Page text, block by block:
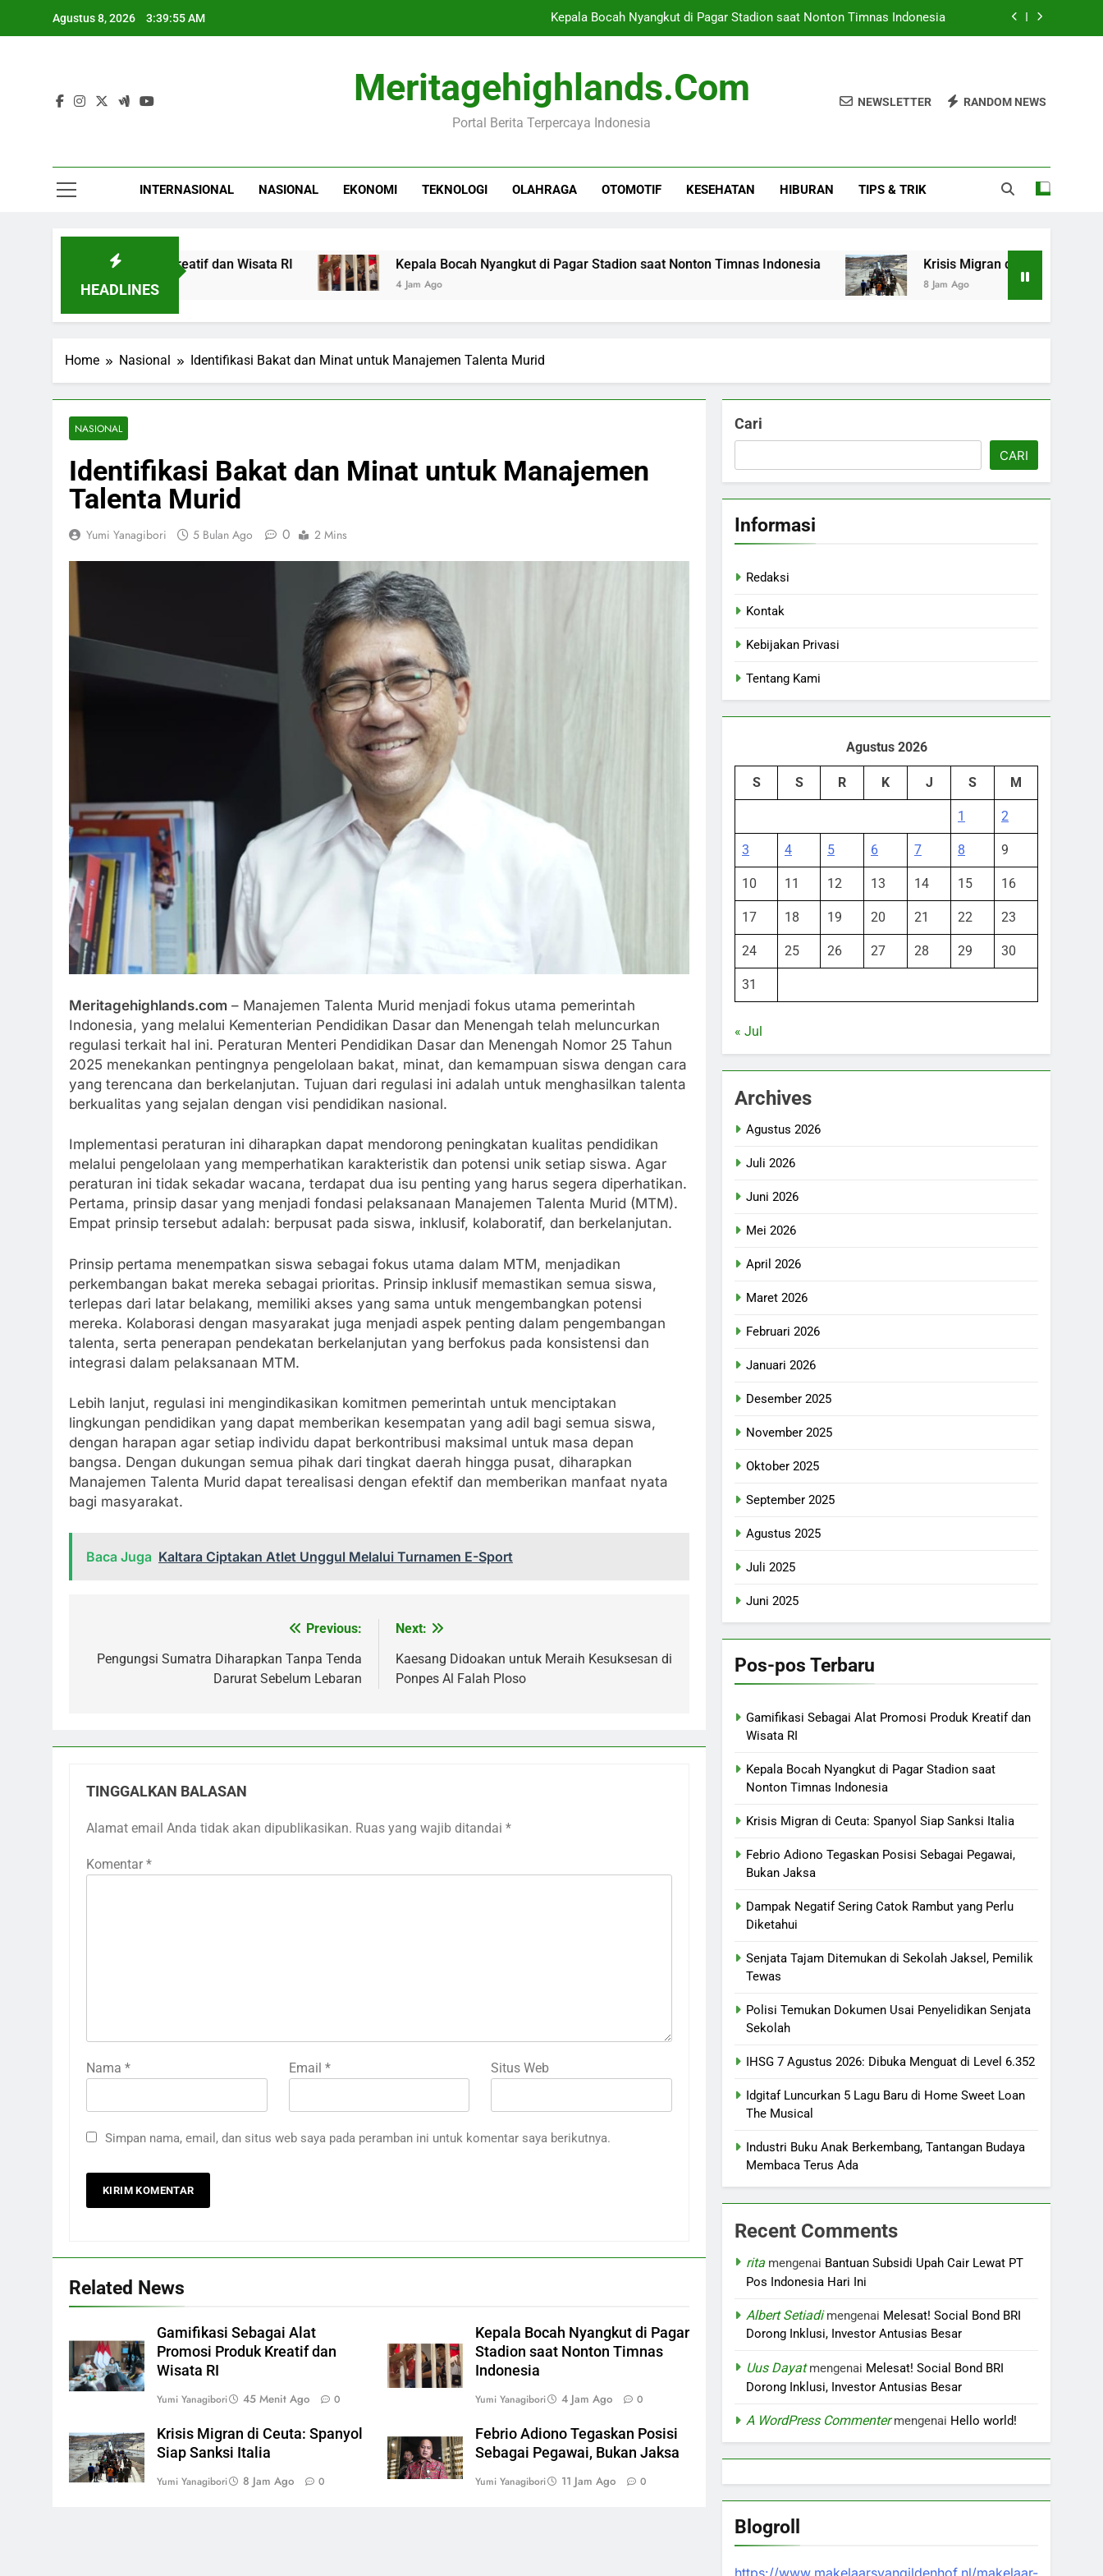
Agustus 8, 2026 3:39:56 AM Kepala Bocah Nyangkut di Pagar Stadion saat Nonton Timnas Indonesia
Febrio Adiono Tegaskan Posisi Sebagai Pegawai, Bukan Jaksa
Gamifikasi Sebagai Alat Promosi Produk Kreatif dan Wisata RI
Krisis Migran di Ceuta: Spanyol Siap Sanksi Italia
Meritagehighlands.com
Portal Berita Terpercaya Indonesia
NEWSLETTER RANDOM NEWS
INTERNASIONAL NASIONAL EKONOMI TEKNOLOGI OLAHRAGA OTOMOTIF KESEHATAN HIBURAN TIPS & TRIK
HEADLINES
Produk Kreatif dan Wisata RI Kepala Bocah Nyangkut di Pagar Stadion saat Nonton Timnas Indonesia
4 Jam Ago
Krisis Migran di Ceuta: Spanyol Siap
8 Jam Ago
Home Nasional Identifikasi Bakat dan Minat untuk Manajemen Talenta Murid
NASIONAL
Identifikasi Bakat dan Minat untuk Manajemen
Talenta Murid
Yumi Yanagibori 5 Bulan Ago 0 2 Mins
Meritagehighlands.com – Manajemen Talenta Murid menjadi fokus utama pemerintah
Indonesia, yang melalui Kementerian Pendidikan Dasar dan Menengah telah meluncurkan
regulasi terkait hal ini. Peraturan Menteri Pendidikan Dasar dan Menengah Nomor 25 Tahun
2025 menekankan pentingnya pengelolaan bakat, minat, dan kemampuan siswa dengan cara
yang terencana dan berkelanjutan. Tujuan dari regulasi ini adalah untuk menghasilkan talenta
berkualitas yang sejalan dengan visi pendidikan nasional.
Implementasi peraturan ini diharapkan dapat mendorong peningkatan kualitas pendidikan
melalui pengelolaan yang memperhatikan karakteristik dan potensi unik setiap siswa. Agar
peraturan ini tidak sekadar wacana, terdapat dua isu penting yang harus segera diperhatikan.
Pertama, prinsip dasar yang menjadi fondasi pelaksanaan Manajemen Talenta Murid (MTM).
Empat prinsip tersebut adalah: berpusat pada siswa, inklusif, kolaboratif, dan berkelanjutan.
Prinsip pertama menempatkan siswa sebagai fokus utama dalam MTM, menjadikan
perkembangan bakat mereka sebagai prioritas. Prinsip inklusif memastikan semua siswa,
terlepas dari latar belakang, memiliki akses yang sama untuk mengembangkan potensi
mereka. Kolaborasi dengan masyarakat juga menjadi aspek penting dalam pengembangan
talenta, serta penerapan pendekatan berkelanjutan yang berfokus pada konsistensi dan
integrasi dalam pelaksanaan MTM.
Lebih lanjut, regulasi ini mengindikasikan komitmen pemerintah untuk menciptakan
lingkungan pendidikan yang dapat memberikan kesempatan yang adil bagi semua siswa,
dengan harapan agar setiap individu dapat berkontribusi maksimal untuk masa depan
bangsa. Dengan dukungan semua pihak dari tingkat daerah hingga pusat, diharapkan
Manajemen Talenta Murid dapat terealisasi dengan efektif dan memberikan manfaat nyata
bagi masyarakat.
Baca Juga Kaltara Ciptakan Atlet Unggul Melalui Turnamen E-Sport
pos
Previous:
Pengungsi Sumatra Diharapkan Tanpa Tenda
Darurat Sebelum Lebaran
Next:
Kaesang Didoakan untuk Meraih Kesuksesan di
Ponpes Al Falah Ploso
TINGGALKAN BALASAN
Alamat email Anda tidak akan dipublikasikan. Ruas yang wajib ditandai *
Komentar *
Nama * Email * Situs Web
Simpan nama, email, dan situs web saya pada peramban ini untuk komentar saya berikutnya.
Related News
Gamifikasi Sebagai Alat
Promosi Produk Kreatif dan
Wisata RI
Yumi Yanagibori 45 Menit Ago 0
Kepala Bocah Nyangkut di Pagar
Stadion saat Nonton Timnas
Indonesia
Yumi Yanagibori 4 Jam Ago 0
Krisis Migran di Ceuta: Spanyol
Siap Sanksi Italia
Yumi Yanagibori 8 Jam Ago 0
Febrio Adiono Tegaskan Posisi
Sebagai Pegawai, Bukan Jaksa
Yumi Yanagibori 11 Jam Ago 0
Cari
CARI
Informasi
Redaksi
Kontak
Kebijakan Privasi
Tentang Kami
Agustus 2026
S S R K J S M
1 2
3 4 5 6 7 8 9
10 11 12 13 14 15 16
17 18 19 20 21 22 23
24 25 26 27 28 29 30
31
« Jul
Archives
Agustus 2026
Juli 2026
Juni 2026
Mei 2026
April 2026
Maret 2026
Februari 2026
Januari 2026
Desember 2025
November 2025
Oktober 2025
September 2025
Agustus 2025
Juli 2025
Juni 2025
Pos-pos Terbaru
Gamifikasi Sebagai Alat Promosi Produk Kreatif dan
Wisata RI
Kepala Bocah Nyangkut di Pagar Stadion saat
Nonton Timnas Indonesia
Krisis Migran di Ceuta: Spanyol Siap Sanksi Italia
Febrio Adiono Tegaskan Posisi Sebagai Pegawai,
Bukan Jaksa
Dampak Negatif Sering Catok Rambut yang Perlu
Diketahui
Senjata Tajam Ditemukan di Sekolah Jaksel, Pemilik
Tewas
Polisi Temukan Dokumen Usai Penyelidikan Senjata
Sekolah
IHSG 7 Agustus 2026: Dibuka Menguat di Level 6.352
Idgitaf Luncurkan 5 Lagu Baru di Home Sweet Loan
The Musical
Industri Buku Anak Berkembang, Tantangan Budaya
Membaca Terus Ada
Recent Comments
rita mengenai Bantuan Subsidi Upah Cair Lewat PT
Pos Indonesia Hari Ini
Albert Setiadimengenai Melesat! Social Bond BRI
Dorong Inklusi, Investor Antusias Besar
Uus Dayatmengenai Melesat! Social Bond BRI
Dorong Inklusi, Investor Antusias Besar
A WordPress Commentermengenai Hello world!
Blogroll
https://www.makelaarsvangildenhof.nl/makelaar-